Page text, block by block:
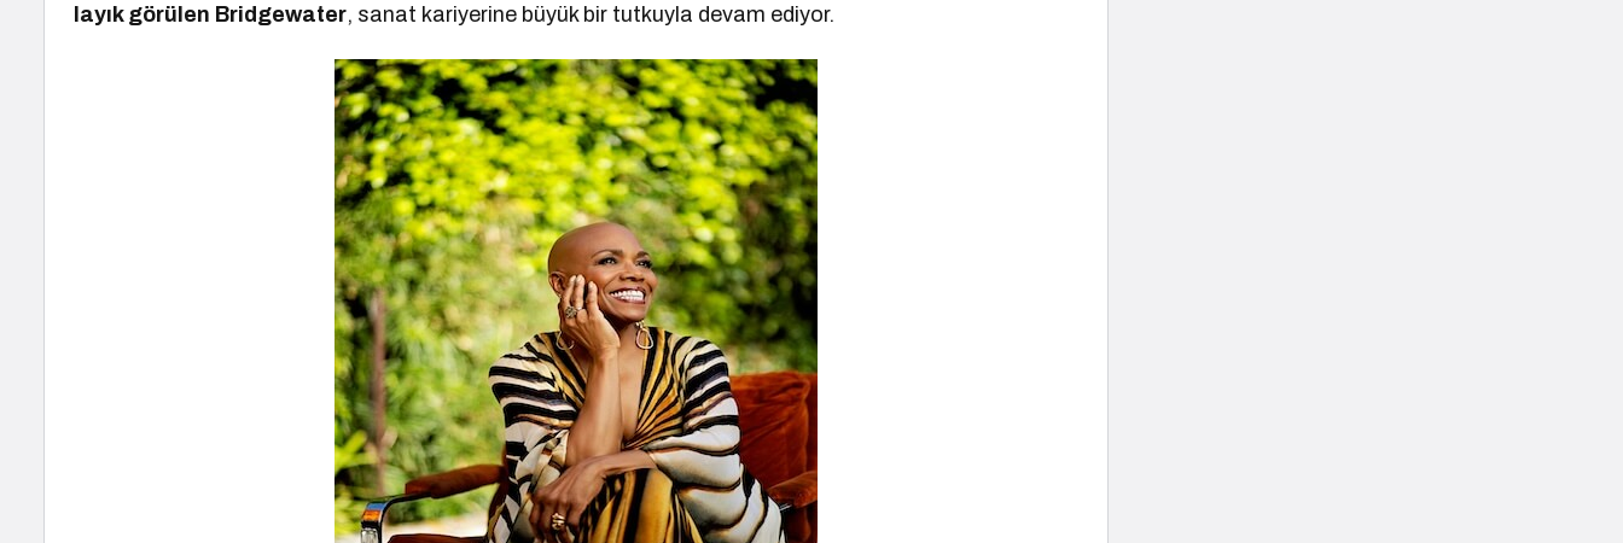
layık görülen Bridgewater, sanat kariyerine büyük bir tutkuyla devam ediyor.